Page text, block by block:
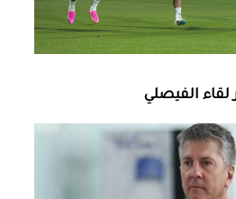
لقاء الفيصلي